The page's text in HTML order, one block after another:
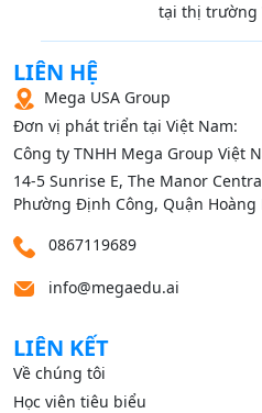
tại thị trường
LIÊN HỆ
Mega USA Group
Đơn vị phát triển tại Việt Nam:
Công ty TNHH Mega Group Việt
14‑5 Sunrise E, The Manor
Phường Định Công, Quận Hoàng
0867119689
info@megaedu.ai
LIÊN KẾT
Về chúng tôi
Học viên tiêu biểu